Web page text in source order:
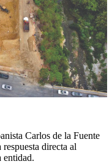
Carlos de la Fuente
directa al
entidad.